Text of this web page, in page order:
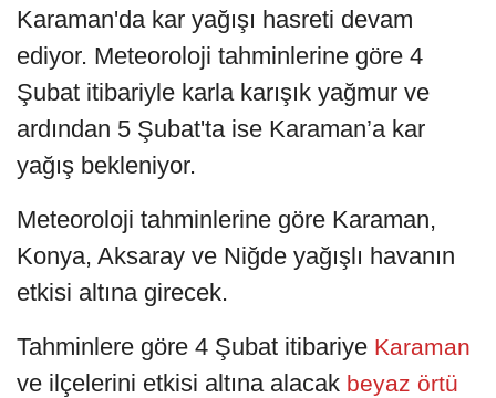
Karaman'da kar yağışı hasreti devam
ediyor. Meteoroloji tahminlerine göre 4
Şubat itibariyle karla karışık yağmur ve
ardından 5 Şubat'ta ise Karaman’a kar
yağış bekleniyor.
Meteoroloji tahminlerine göre Karaman,
Konya, Aksaray ve Niğde yağışlı havanın
etkisi altına girecek.
Tahminlere göre 4 Şubat itibariye Karaman
ve ilçelerini etkisi altına alacak beyaz örtü